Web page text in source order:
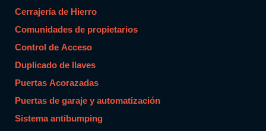
Cerrajería de Hierro
Comunidades de propietarios
Control de Acceso
Duplicado de llaves
Puertas Acorazadas
Puertas de garaje y automatización
Sistema antibumping